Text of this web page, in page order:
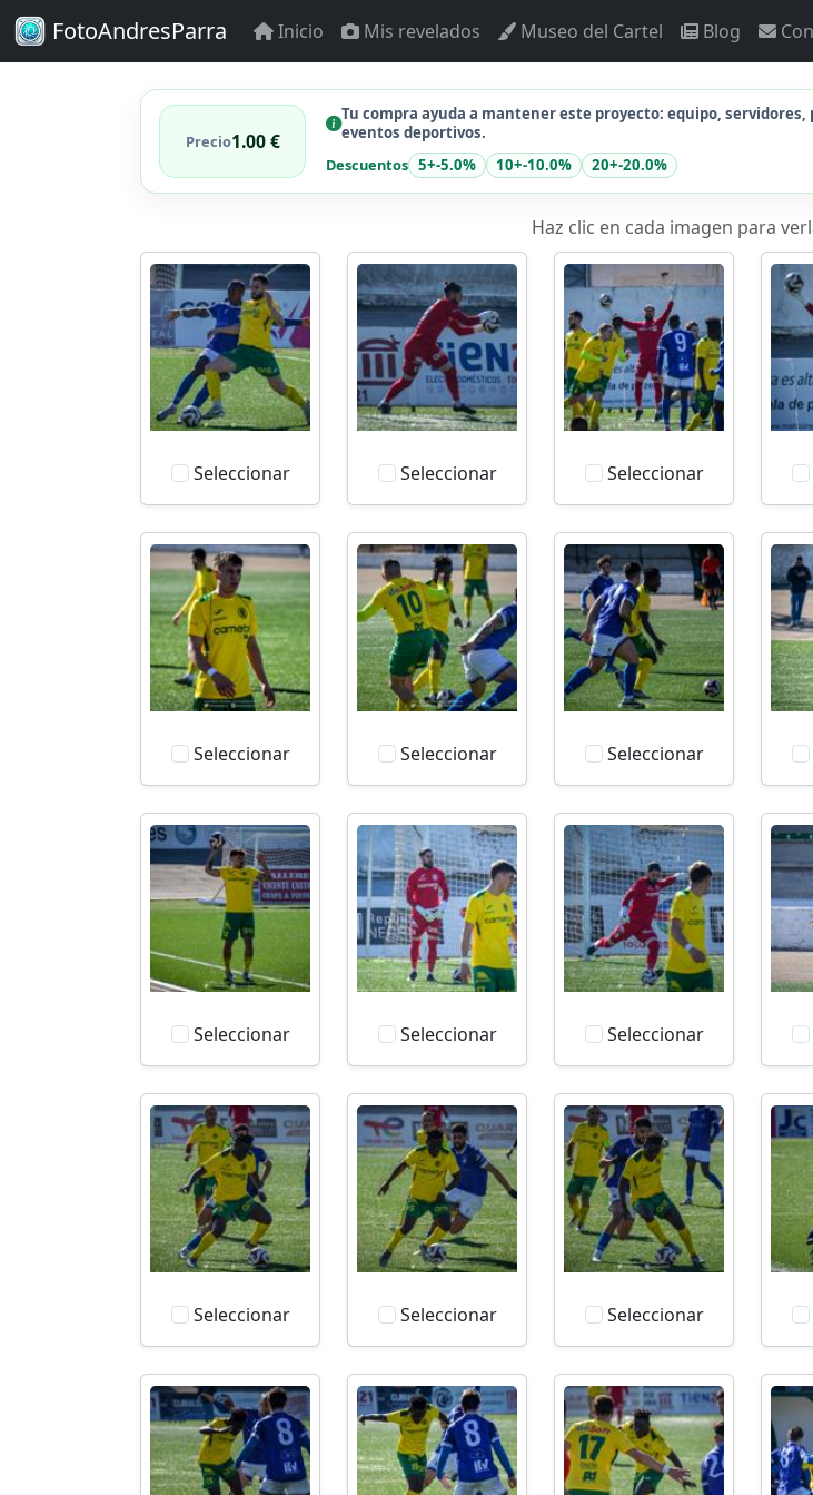
FotoAndresParra Inicio Mis revelados Museo del Cartel Blog
Precio1.00 €
Tu compra ayuda a mantener este proyecto: equipo,
eventos deportivos.
Descuentos 5+-5.0% 10+-10.0% 20+-20.0%
Haz clic en cada imagen para
Seleccionar Seleccionar Seleccionar
Seleccionar Seleccionar Seleccionar
Seleccionar Seleccionar Seleccionar
Seleccionar Seleccionar Seleccionar